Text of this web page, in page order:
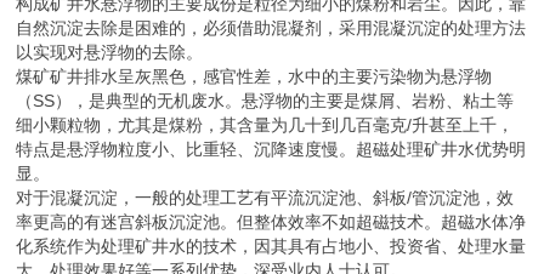
版权所有：成都源蓉科技有限公司
地址：四川省 成都 成都市一环路西三段
电脑版
制作维护：
八方资源网
投诉举报